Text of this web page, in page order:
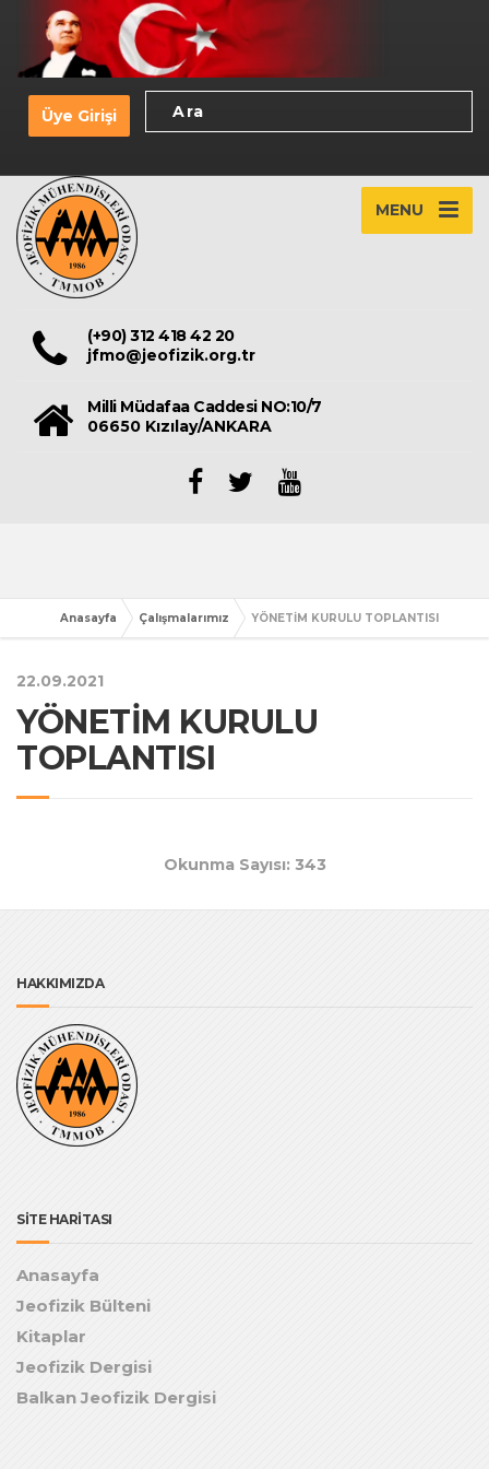
Üye Girişi
MENU
(+90) 312 418 42 20
jfmo@jeofizik.org.tr
Milli Müdafaa Caddesi NO:10/7
06650 Kızılay/ANKARA
Anasayfa Çalışmalarımız YÖNETİM KURULU TOPLANTISI
22.09.2021
YÖNETİM KURULU
TOPLANTISI
Okunma Sayısı: 343
HAKKIMIZDA
SİTE HARİTASI
Anasayfa
Jeofizik Bülteni
Kitaplar
Jeofizik Dergisi
Balkan Jeofizik Dergisi